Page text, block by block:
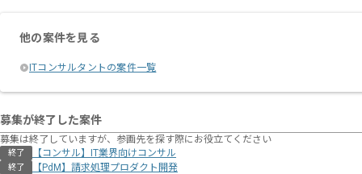
他の案件を見る
ITコンサルタントの案件一覧
募集が終了した案件
募集は終了していますが、参画先を探す際にお役立てください
終了 【コンサル】IT業界向けコンサル
終了 【PdM】請求処理プロダクト開発